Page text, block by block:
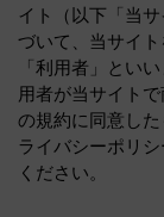
イト（以下「当
づいて、当サイ
「利用者」とい
用者が当サイト
の規約に同意し
ライバシーポリ
ください。